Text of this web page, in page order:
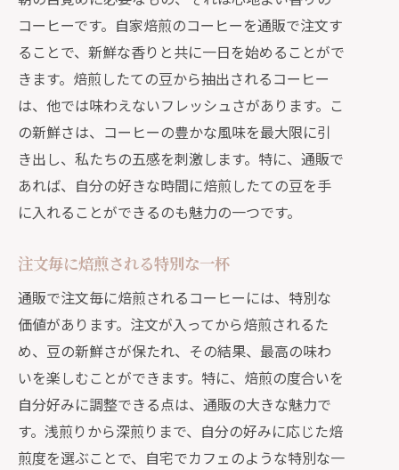
コーヒータイムを特別にする香りと味
注文する度に新しい体験を
新鮮さを保つ通販の自家焙煎コーヒーの秘
密
焙煎から発送までの完璧なプロセス
フレッシュネスを守るための工夫
鮮度を保つための保存方法
焙煎から自宅までのスピーディな流れ
通販サービスの信頼性と品質
多様な産地から選べる通販の自家焙煎コー
ヒー
各国の風味を楽しむためのガイド
産地ごとの特徴を知る
世界のコーヒーを自宅で簡単に
自分の好みに合わせた選択が可能
コーヒーです。自家焙煎のコーヒーを通販で注文す
ることで、新鮮な香りと共に一日を始めることがで
きます。焙煎したての豆から抽出されるコーヒー
は、他では味わえないフレッシュさがあります。こ
の新鮮さは、コーヒーの豊かな風味を最大限に引
き出し、私たちの五感を刺激します。特に、通販で
あれば、自分の好きな時間に焙煎したての豆を手
に入れることができるのも魅力の一つです。
注文毎に焙煎される特別な一杯
通販で注文毎に焙煎されるコーヒーには、特別な
価値があります。注文が入ってから焙煎されるた
め、豆の新鮮さが保たれ、その結果、最高の味わ
いを楽しむことができます。特に、焙煎の度合いを
自分好みに調整できる点は、通販の大きな魅力で
す。浅煎りから深煎りまで、自分の好みに応じた焙
煎度を選ぶことで、自宅でカフェのような特別な一